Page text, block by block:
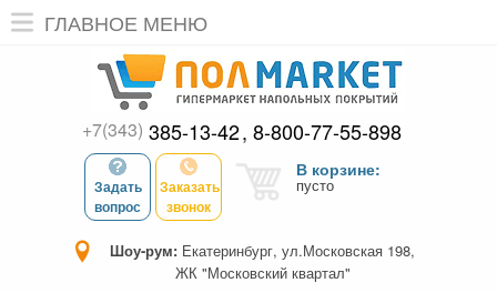
ГЛАВНОЕ МЕНЮ
+7(343) 385-13-42 8-800-77-55-898
Задать
вопрос
Заказать
звонок
В корзине:
пусто
Шоу-рум: Екатеринбург, ул.Московская 198,
ЖК "Московский квартал"